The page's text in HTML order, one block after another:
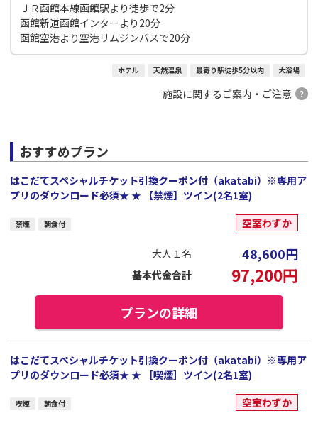
ＪＲ函館本線函館駅より徒歩で2分
函館新道函館インターより20分
函館空港より空港リムジンバスで20分
ホテル 天然温泉 最寄り駅徒歩5分以内 大浴場
施設に関するご案内・ご注意
おすすめプラン
はこだてスペシャルチケット引換クーポン付（akatabi）※専用ア
プリのダウンロード必須★ ★ 【禁煙】ツイン(2名1室)
禁煙 朝食付 空室わずか
大人１名 48,600円
基本代金合計 97,200円
プランの詳細
はこだてスペシャルチケット引換クーポン付（akatabi）※専用ア
プリのダウンロード必須★ ★ ［喫煙］ツイン(2名1室)
喫煙 朝食付 空室わずか